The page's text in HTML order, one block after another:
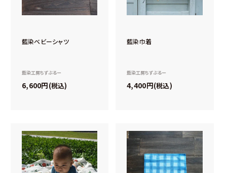
藍染ベビーシャツ
藍染工房ちずぶるー
6,600 税込
藍染巾着
藍染工房ちずぶるー
4,400 税込